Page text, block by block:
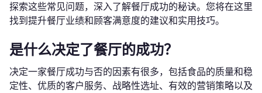
探索这些常见问题，深入了解餐厅成功的秘诀。您将在这里
找到提升餐厅业绩和顾客满意度的建议和实用技巧。
是什么决定了餐厅的成功？
决定一家餐厅成功与否的因素有很多，包括食品的质量和稳
定性、优质的客户服务、战略性选址、有效的营销策略以及